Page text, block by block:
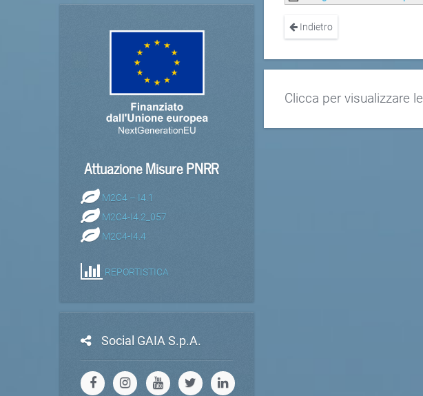
Indietro
Clicca per visualizzare le
Attuazione Misure PNRR
M2C4 – I4.1
M2C4-I4.2_057
M2C4-I4.4
REPORTISTICA
Social GAIA S.p.A.